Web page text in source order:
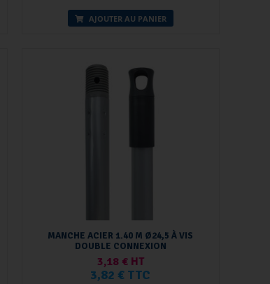
AJOUTER AU PANIER
MANCHE ACIER 1.40 M Ø24,5 À VIS
DOUBLE CONNEXION
3,18 € HT
3,82 € TTC